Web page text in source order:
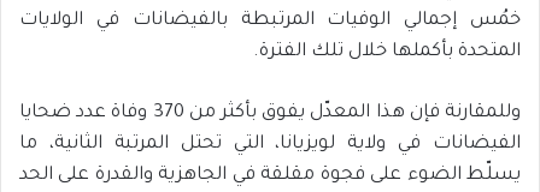
خمُس إجمالي الوفيات المرتبطة بالفيضانات في الولايات
المتحدة بأكملها خلال تلك الفترة.
وللمقارنة فإن هذا المعدّل يفوق بأكثر من 370 وفاة عدد ضحايا
الفيضانات في ولاية لويزيانا، التي تحتل المرتبة الثانية، ما
يسلّط الضوء على فجوة مقلقة في الجاهزية والقدرة على الحد